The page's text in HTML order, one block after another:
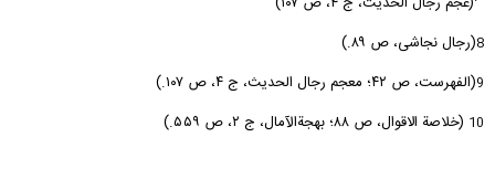
8(رجال نجاشى، ص ۸۹.)
9(الفهرست، ص ۴۲؛ معجم رجال الحدیث، ج ۴، ص ۱۰۷.)
10 (خلاصة الاقوال، ص ۸۸؛ بهجةالآمال، ج ۲، ص ۵۵۹.)